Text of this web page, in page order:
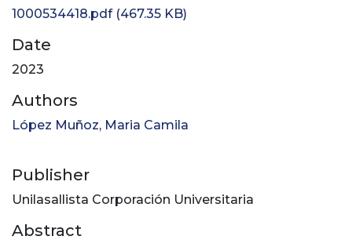
1000534418.pdf(467.35 KB)
Date
2023
Authors
López Muñoz, Maria Camila
Publisher
Unilasallista Corporación Universitaria
Abstract